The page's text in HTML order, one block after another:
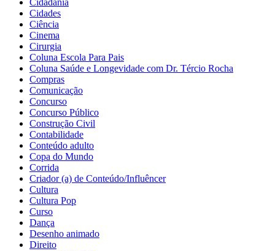
Cidades
Ciência
Cinema
Cirurgia
Coluna Escola Para Pais
Coluna Saúde e Longevidade com Dr. Tércio Rocha
Compras
Comunicação
Concurso
Concurso Público
Construção Civil
Contabilidade
Conteúdo adulto
Copa do Mundo
Corrida
Criador (a) de Conteúdo/Influêncer
Cultura
Cultura Pop
Curso
Dança
Desenho animado
Direito